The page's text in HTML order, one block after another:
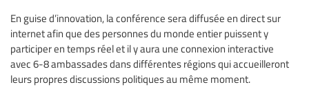
En guise d’innovation, la conférence sera diffusée en direct sur
internet afin que des personnes du monde entier puissent y
participer en temps réel et il y aura une connexion interactive
avec 6-8 ambassades dans différentes régions qui accueilleront
leurs propres discussions politiques au même moment.